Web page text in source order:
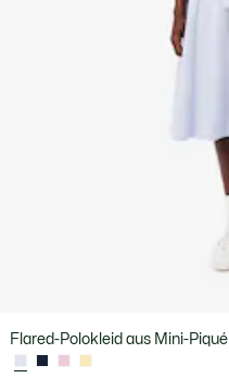
Flared-Polokleid aus Mini-Piqué